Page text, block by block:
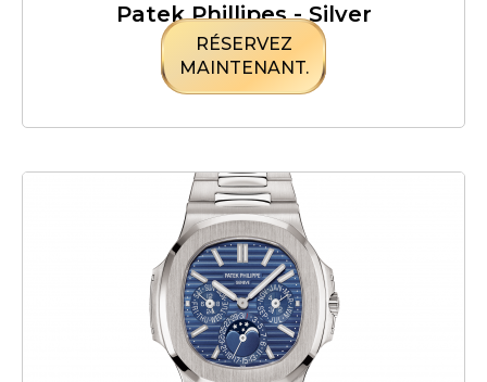
Patek Phillipes - Silver
RÉSERVEZ
MAINTENANT.